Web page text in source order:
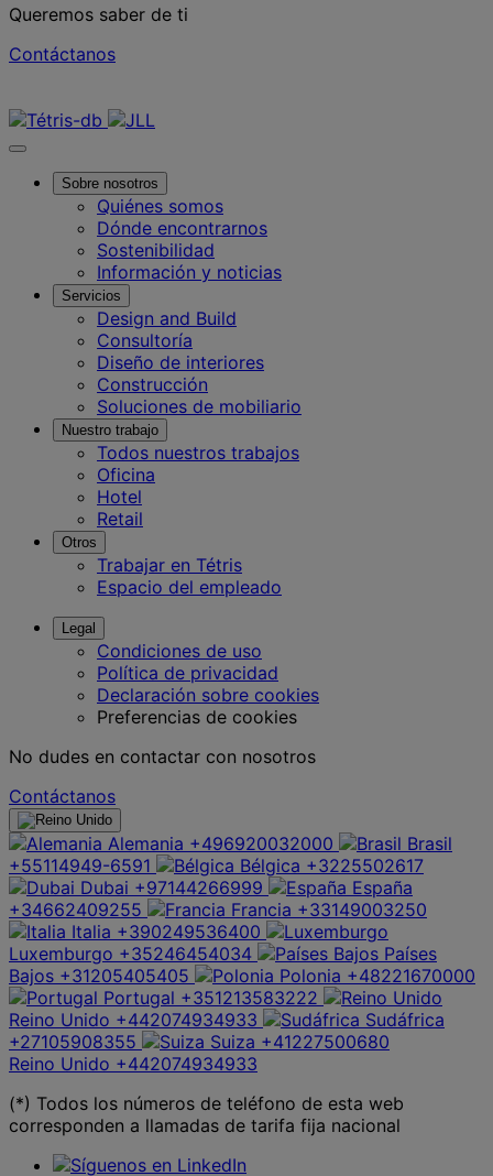
Queremos saber de ti
Contáctanos
Sobre nosotros
Quiénes somos
Dónde encontrarnos
Sostenibilidad
Información y noticias
Servicios
Design and Build
Consultoría
Diseño de interiores
Construcción
Soluciones de mobiliario
Nuestro trabajo
Todos nuestros trabajos
Oficina
Hotel
Retail
Otros
Trabajar en Tétris
Espacio del empleado
Legal
Condiciones de uso
Política de privacidad
Declaración sobre cookies
Preferencias de cookies
No dudes en contactar con nosotros
Contáctanos
Alemania +496920032000
Brasil
+55114949-6591
Bélgica +3225502617
Dubai +97144266999
España
+34662409255
Francia +33149003250
Italia +390249536400
Luxemburgo +35246454034
Países
Bajos +31205405405 Polonia +48221670000
Portugal +351213583222
Reino Unido +442074934933
Sudáfrica
+27105908355
Suiza +41227500680
Reino Unido +442074934933
(*) Todos los números de teléfono de esta web
corresponden a llamadas de tarifa fija nacional